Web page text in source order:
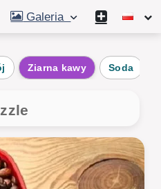
Galeria
Ziarna kawy Soda